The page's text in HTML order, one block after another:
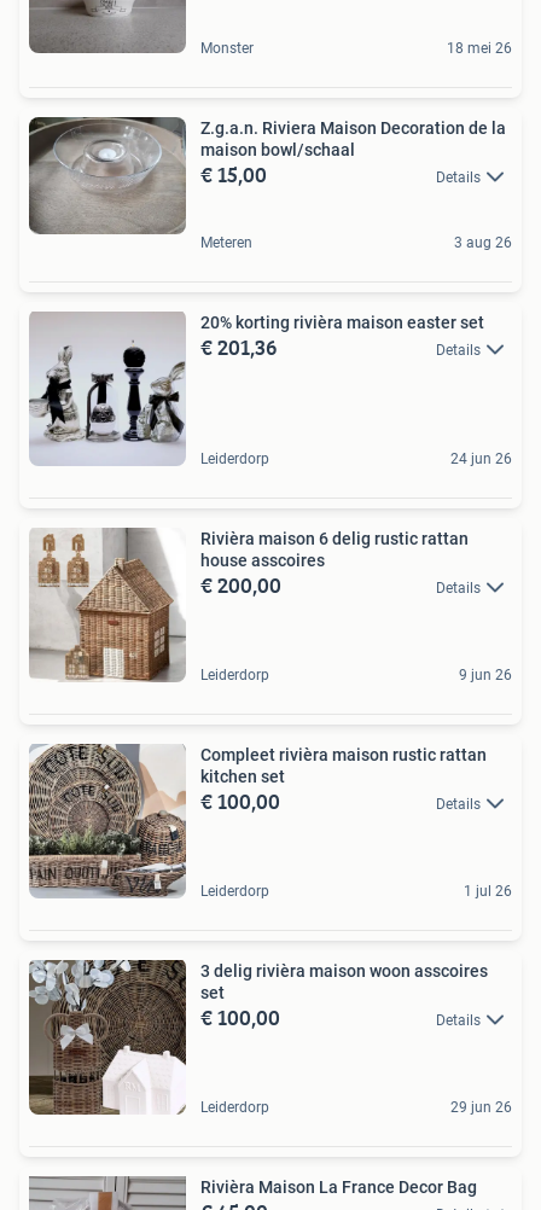
Monster 18 mei 26
Z.g.a.n. Riviera Maison Decoration de la
maison bowl/schaal
€ 15,00 Details
Meteren 3 aug 26
20% korting rivièra maison easter set
€ 201,36 Details
Leiderdorp 24 jun 26
Rivièra maison 6 delig rustic rattan
house asscoires
€ 200,00 Details
Leiderdorp 9 jun 26
Compleet rivièra maison rustic rattan
kitchen set
€ 100,00 Details
Leiderdorp 1 jul 26
3 delig rivièra maison woon asscoires
set
€ 100,00 Details
Leiderdorp 29 jun 26
Rivièra Maison La France Decor Bag